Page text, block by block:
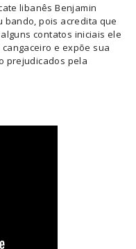
libanês Benjamin
bando, pois acredita que
contatos iniciais ele
e expõe sua
prejudicados pela